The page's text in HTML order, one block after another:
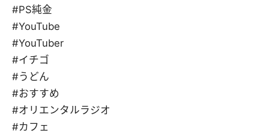
#PS純金
#YouTube
#YouTuber
#イチゴ
#うどん
#おすすめ
#オリエンタルラジオ
#カフェ